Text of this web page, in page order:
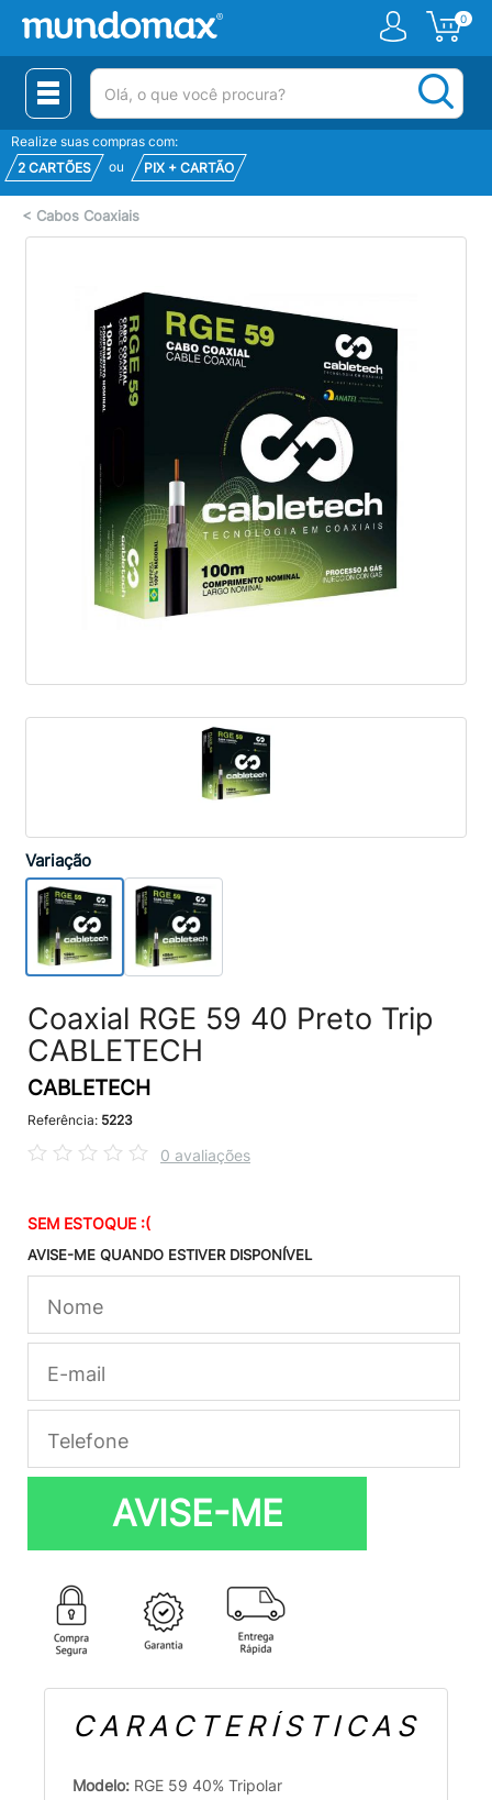
0
(pesquisar)
Realize suas compras com:
2 CARTÕES
ou PIX + CARTÃO
< Cabos Coaxiais
Variação
Coaxial RGE 59 40 Preto Trip
CABLETECH
CABLETECH
Referência: 5223
0 avaliações
SEM ESTOQUE :(
AVISE-ME QUANDO ESTIVER DISPONÍVEL
AVISE-ME
CARACTERÍSTICAS
Modelo: RGE 59 40% Tripolar